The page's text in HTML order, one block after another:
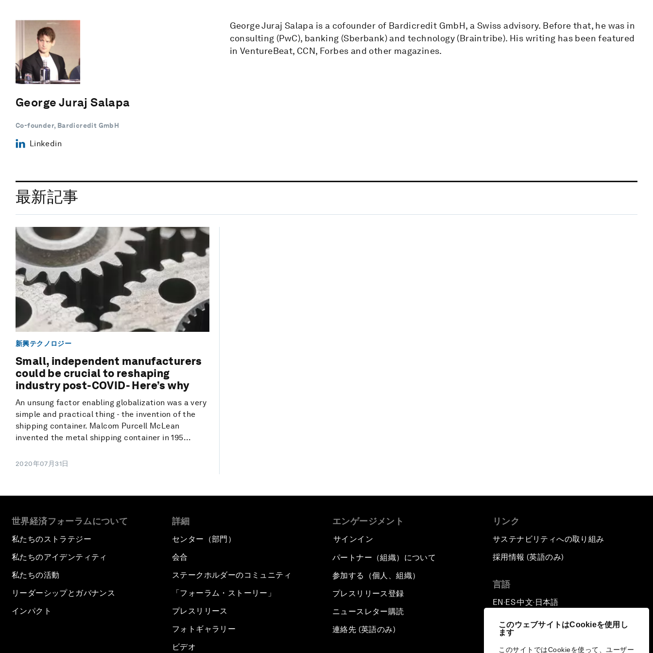
このウェブサイトはCookieを使用し
ます
このサイトではCookieを使って、ユーザー
George Juraj Salapa
Co-founder, Bardicredit GmbH
Linkedin
George Juraj Salapa is a cofounder of Bardicredit GmbH, a Swiss advisory. Before that, he was in
consulting (PwC), banking (Sberbank) and technology (Braintribe). His writing has been featured
in VentureBeat, CCN, Forbes and other magazines.
最新記事
新興テクノロジー
Small, independent manufacturers
could be crucial to reshaping
industry post-COVID- Here’s why
An unsung factor enabling globalization was a very
simple and practical thing - the invention of the
shipping container. Malcom Purcell McLean
invented the metal shipping container in 195...
2020年07月31日
世界経済フォーラムについて
私たちのストラテジー
私たちのアイデンティティ
私たちの活動
リーダーシップとガバナンス
インパクト
詳細
センター（部門）
会合
ステークホルダーのコミュニティ
「フォーラム・ストーリー」
プレスリリース
フォトギャラリー
ビデオ
エンゲージメント
サインイン
パートナー（組織）について
参加する（個人、組織）
プレスリリース登録
ニュースレター購読
連絡先 (英語のみ)
リンク
サステナビリティへの取り組み
採用情報 (英語のみ)
言語
EN ▪ ES▪中文▪ 日本語